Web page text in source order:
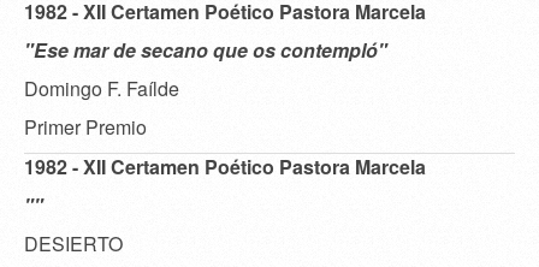
1982 - XII Certamen Poético Pastora Marcela
"Ese mar de secano que os contempló"
Domingo F. Faílde
Primer Premio
1982 - XII Certamen Poético Pastora Marcela
""
DESIERTO